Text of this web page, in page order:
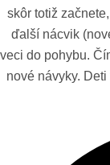
skôr totiž
ďalší nácvik
veci do pohybu.
nové návyky.